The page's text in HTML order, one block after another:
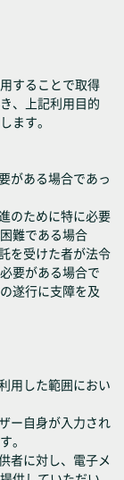
することで取得
、上記利用目的
ます。
がある場合であっ
のために特に必要
難である場合
を受けた者が法令
要がある場合で
遂行に支障を及
用した範囲におい
ー自身が入力され
。
者に対し、電子メ